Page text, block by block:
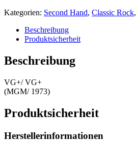
Kategorien: Second Hand, Classic Rock,
Beschreibung
Produktsicherheit
Beschreibung
VG+/ VG+
(MGM/ 1973)
Produktsicherheit
Herstellerinformationen